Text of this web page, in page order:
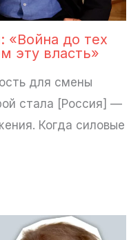
«Война до тех
эту власть»
для смены
стала [Россия] —
Когда силовые